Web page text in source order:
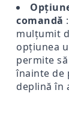
comandă
mulțumit
opțiunea
permite
înainte de
deplină în